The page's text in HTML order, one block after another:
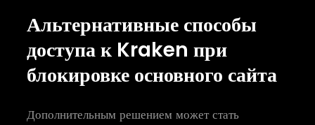
Альтернативные способы
доступа к Kraken при
блокировке основного сайта
Дополнительным решением может стать